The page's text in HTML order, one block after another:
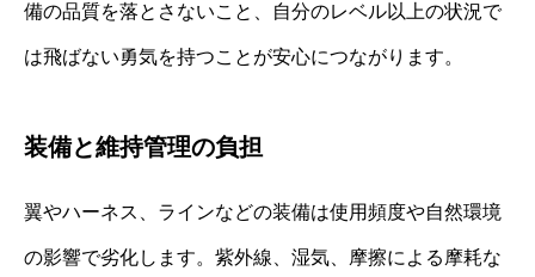
備の品質を落とさないこと、自分のレベル以上の状況で
は飛ばない勇気を持つことが安心につながります。
装備と維持管理の負担
翼やハーネス、ラインなどの装備は使用頻度や自然環境
の影響で劣化します。紫外線、湿気、摩擦による摩耗な